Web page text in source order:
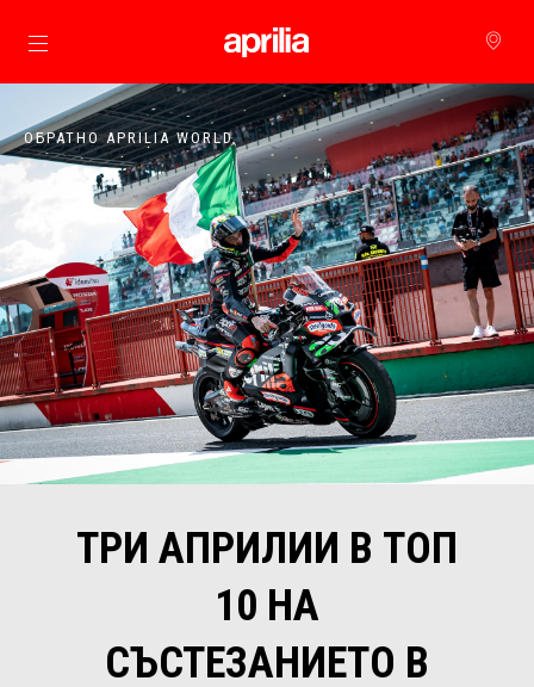
Основна страница
ОБРАТНО APRILIA WORLD
ТРИ АПРИЛИИ В ТОП
10 НА
СЪСТЕЗАНИЕТО В